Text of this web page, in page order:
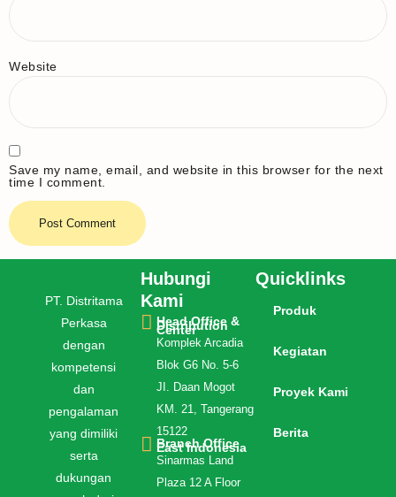
Website
Save my name, email, and website in this browser for the next
time I comment.
PT. Distritama
Perkasa
dengan
kompetensi
dan
pengalaman
yang dimiliki
serta
dukungan
Hubungi
Kami
Head Office &
Distribution
Center
Komplek Arcadia
Blok G6 No. 5-6
JI. Daan Mogot
KM. 21, Tangerang
15122
Branch Office
East Indonesia
Sinarmas Land
Plaza 12 A Floor
Quicklinks
Produk
Kegiatan
Proyek Kami
Berita